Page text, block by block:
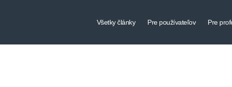
Všetky články Pre používateľov Pre